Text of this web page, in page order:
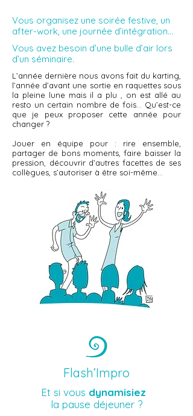
Vous organisez une soirée festive, un
after-work, une journée d’intégration…
Vous avez besoin d’une bulle d’air lors
d’un séminaire.
L’année dernière nous avons fait du karting,
l’année d’avant une sortie en raquettes sous
la pleine lune mais il a plu , on est allé au
resto un certain nombre de fois… Qu’est-ce
que je peux proposer cette année pour
changer ?
Jouer en équipe pour : rire ensemble,
partager de bons moments, faire baisser la
pression, découvrir d’autres facettes de ses
collègues, s’autoriser à être soi-même…
Flash’Impro
Et si vous dynamisiez
la pause déjeuner ?